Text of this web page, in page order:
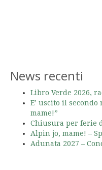
News recenti
Libro Verde 2026,
E’ uscito il
mame!”
Chiusura per ferie
Alpin jo, mame! –
Adunata 2027 –